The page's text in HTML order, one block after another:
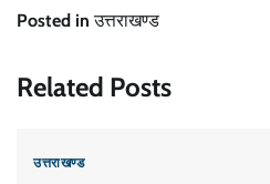
Posted inउत्तराखण्ड
Related Posts
उत्तराखण्ड